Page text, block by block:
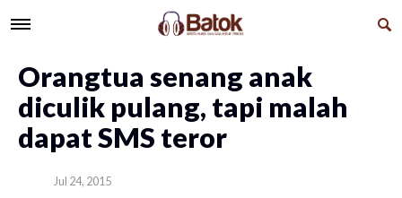
Orangtua senang anak
diculik pulang, tapi malah
dapat SMS teror
Jul 24, 2015